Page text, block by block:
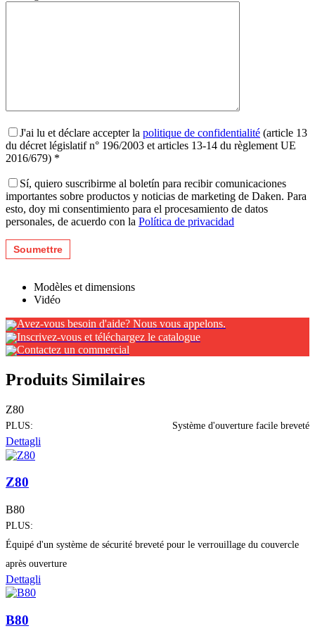
J'ai lu et déclare accepter la politique de confidentialité (article 13
du décret législatif n° 196/2003 et articles 13-14 du règlement UE
2016/679) *
Sí, quiero suscribirme al boletín para recibir comunicaciones
importantes sobre productos y noticias de marketing de Daken. Para
esto, doy mi consentimiento para el procesamiento de datos
personales, de acuerdo con la Política de privacidad
Modèles et dimensions
Vidéo
Avez-vous besoin d'aide? Nous vous appelons.
Inscrivez-vous et téléchargez le catalogue
Contactez un commercial
Produits Similaires
Z80
PLUS: Système d'ouverture facile breveté
Dettagli
Z80
B80
PLUS:
Équipé d'un système de sécurité breveté pour le verrouillage du couvercle
après ouverture
Dettagli
B80